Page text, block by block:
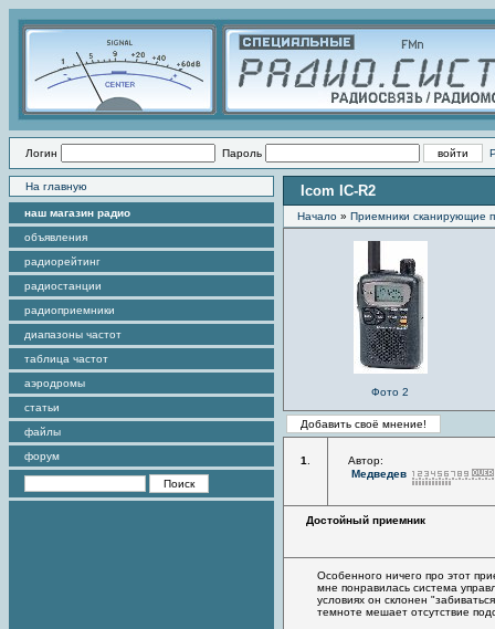
Логин Пароль
На главную
наш магазин радио
объявления
радиорейтинг
радиостанции
радиоприемники
диапазоны частот
таблица частот
аэродромы
статьи
файлы
форум
Icom IC-R2
Начало » Приемники сканирующие
Фото 2
1
Автор:
Медведев
Достойный приемник
Особенного ничего про этот
мне понравилась система
условиях он склонен
темноте мешает отсутствие